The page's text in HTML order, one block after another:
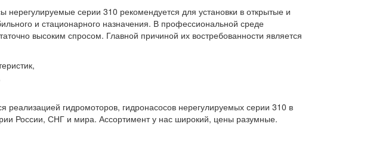
нерегулируемые серии 310 рекомендуется для установки в открытые и
и стационарного назначения. В профессиональной среде
высоким спросом. Главной причиной их востребованности является
гидромоторов, гидронасосов нерегулируемых серии 310 в
России, СНГ и мира. Ассортимент у нас широкий, цены разумные.